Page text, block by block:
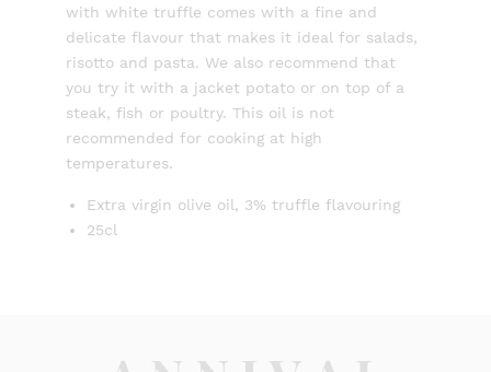
with white truffle comes with a fine and
delicate flavour that makes it ideal for salads,
risotto and pasta. We also recommend that
you try it with a jacket potato or on top of a
steak, fish or poultry. This oil is not
recommended for cooking at high
temperatures.
Extra virgin olive oil, 3% truffle flavouring
25cl